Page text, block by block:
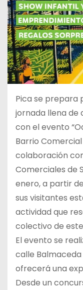
Pica se prepara
jornada llena de
con el evento
Barrio
colaboración
Comerciales de
enero, a partir
sus visitantes
actividad que
colectivo de
El evento se
calle
ofrecerá una
Desde un